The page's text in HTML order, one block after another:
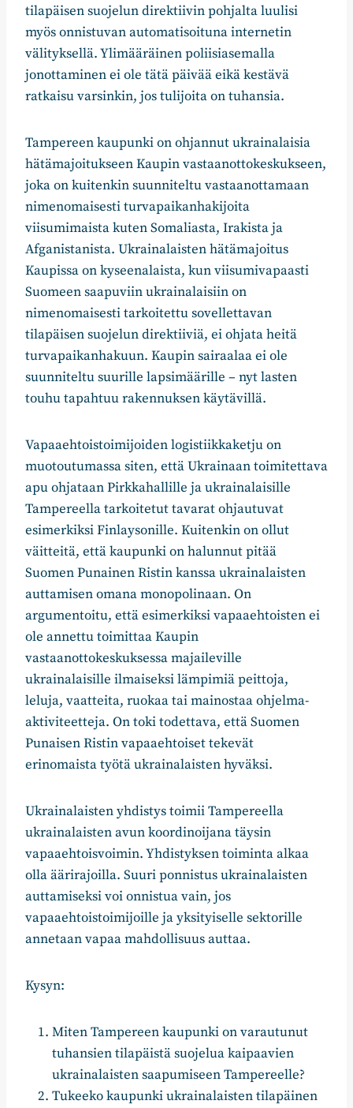
tilapäisen suojelun direktiivin pohjalta luulisi
myös onnistuvan automatisoituna internetin
välityksellä. Ylimääräinen poliisiasemalla
jonottaminen ei ole tätä päivää eikä kestävä
ratkaisu varsinkin, jos tulijoita on tuhansia.
Tampereen kaupunki on ohjannut ukrainalaisia
hätämajoitukseen Kaupin vastaanottokeskukseen,
joka on kuitenkin suunniteltu vastaanottamaan
nimenomaisesti turvapaikanhakijoita
viisumimaista kuten Somaliasta, Irakista ja
Afganistanista. Ukrainalaisten hätämajoitus
Kaupissa on kyseenalaista, kun viisumivapaasti
Suomeen saapuviin ukrainalaisiin on
nimenomaisesti tarkoitettu sovellettavan
tilapäisen suojelun direktiiviä, ei ohjata heitä
turvapaikanhakuun. Kaupin sairaalaa ei ole
suunniteltu suurille lapsimäärille – nyt lasten
touhu tapahtuu rakennuksen käytävillä.
Vapaaehtoistoimijoiden logistiikkaketju on
muotoutumassa siten, että Ukrainaan toimitettava
apu ohjataan Pirkkahallille ja ukrainalaisille
Tampereella tarkoitetut tavarat ohjautuvat
esimerkiksi Finlaysonille. Kuitenkin on ollut
väitteitä, että kaupunki on halunnut pitää
Suomen Punainen Ristin kanssa ukrainalaisten
auttamisen omana monopolinaan. On
argumentoitu, että esimerkiksi vapaaehtoisten ei
ole annettu toimittaa Kaupin
vastaanottokeskuksessa majaileville
ukrainalaisille ilmaiseksi lämpimiä peittoja,
leluja, vaatteita, ruokaa tai mainostaa ohjelma-
aktiviteetteja. On toki todettava, että Suomen
Punaisen Ristin vapaaehtoiset tekevät
erinomaista työtä ukrainalaisten hyväksi.
Ukrainalaisten yhdistys toimii Tampereella
ukrainalaisten avun koordinoijana täysin
vapaaehtoisvoimin. Yhdistyksen toiminta alkaa
olla äärirajoilla. Suuri ponnistus ukrainalaisten
auttamiseksi voi onnistua vain, jos
vapaaehtoistoimijoille ja yksityiselle sektorille
annetaan vapaa mahdollisuus auttaa.
Kysyn:
Miten Tampereen kaupunki on varautunut
tuhansien tilapäistä suojelua kaipaavien
ukrainalaisten saapumiseen Tampereelle?
Tukeeko kaupunki ukrainalaisten tilapäinen